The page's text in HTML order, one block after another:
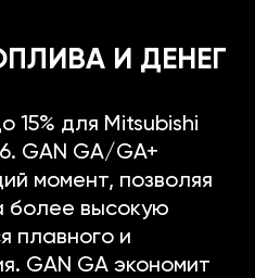
И ДЕНЕГ
15% для Mitsubishi
GAN GA/GA+
момент, позволяя
более высокую
плавного и
GAN GA экономит